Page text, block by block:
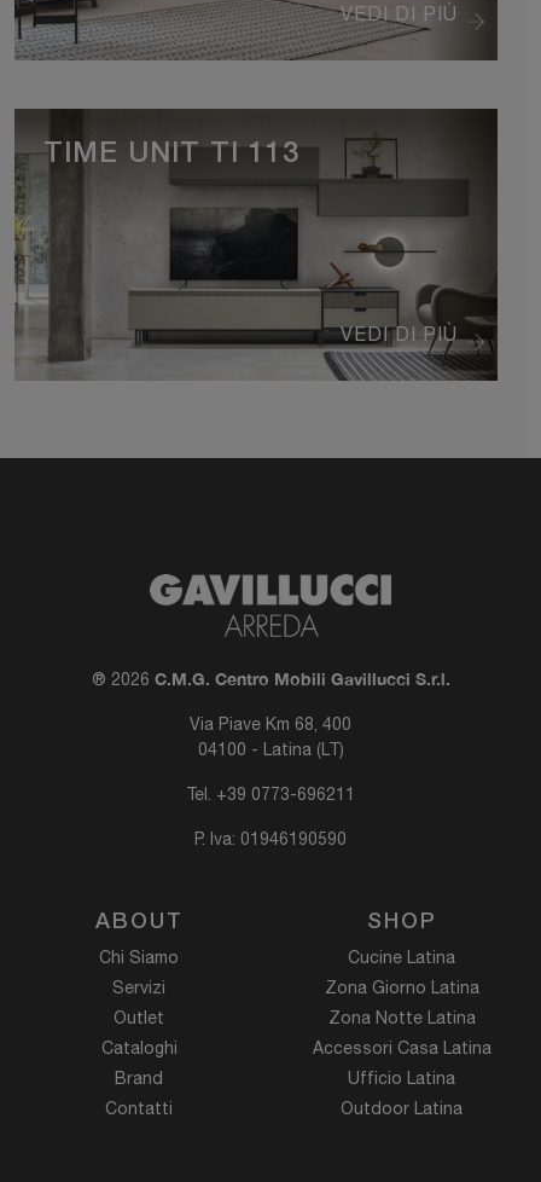
VEDI DI PIÙ
VEDI DI PIÙ
TIME UNIT TI 113
® 2026 C.M.G. Centro Mobili Gavillucci S.r.l.
Via Piave Km 68, 400
04100 - Latina (LT)
Tel. +39 0773-696211
P. Iva: 01946190590
ABOUT
Chi Siamo
Servizi
Outlet
Cataloghi
Brand
Contatti
SHOP
Cucine Latina
Zona Giorno Latina
Zona Notte Latina
Accessori Casa Latina
Ufficio Latina
Outdoor Latina